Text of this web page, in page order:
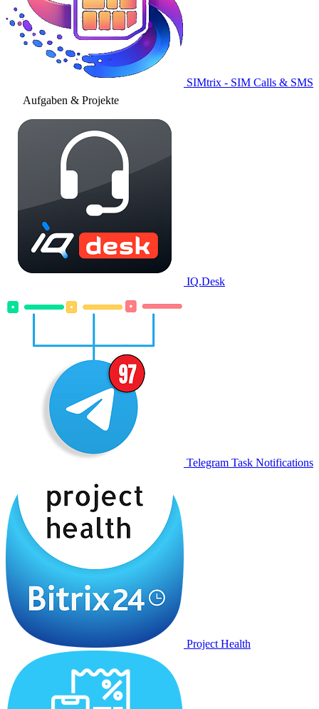
SIMtrix - SIM Calls & SMS
Aufgaben & Projekte
IQ.Desk
Telegram Task Notifications
Project Health